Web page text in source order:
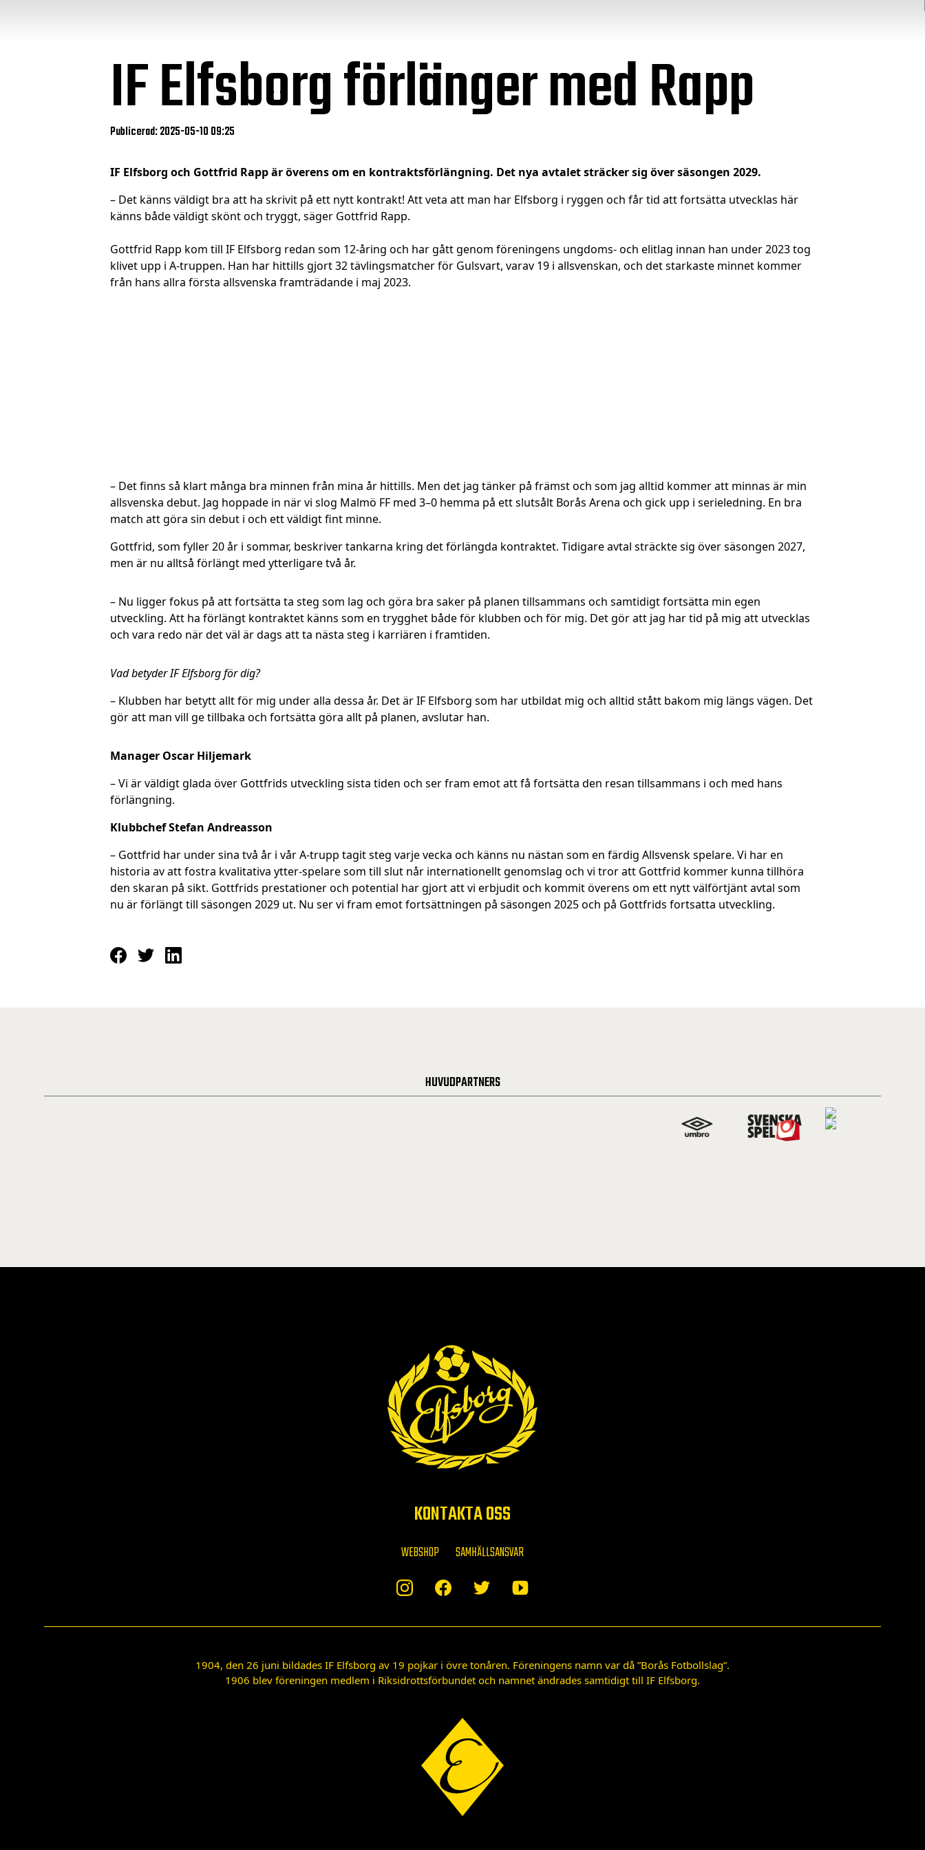
IF Elfsborg förlänger med Rapp
Publicerad: 2025-05-10 09:25
IF Elfsborg och Gottfrid Rapp är överens om en kontraktsförlängning. Det nya avtalet sträcker sig över säsongen 2029.
– Det känns väldigt bra att ha skrivit på ett nytt kontrakt! Att veta att man har Elfsborg i ryggen och får tid att fortsätta utvecklas här
känns både väldigt skönt och tryggt, säger Gottfrid Rapp.
Gottfrid Rapp kom till IF Elfsborg redan som 12-åring och har gått genom föreningens ungdoms- och elitlag innan han under 2023 tog
klivet upp i A-truppen. Han har hittills gjort 32 tävlingsmatcher för Gulsvart, varav 19 i allsvenskan, och det starkaste minnet kommer
från hans allra första allsvenska framträdande i maj 2023.
– Det finns så klart många bra minnen från mina år hittills. Men det jag tänker på främst och som jag alltid kommer att minnas är min
allsvenska debut. Jag hoppade in när vi slog Malmö FF med 3–0 hemma på ett slutsålt Borås Arena och gick upp i serieledning. En bra
match att göra sin debut i och ett väldigt fint minne.
Gottfrid, som fyller 20 år i sommar, beskriver tankarna kring det förlängda kontraktet. Tidigare avtal sträckte sig över säsongen 2027,
men är nu alltså förlängt med ytterligare två år.
– Nu ligger fokus på att fortsätta ta steg som lag och göra bra saker på planen tillsammans och samtidigt fortsätta min egen
utveckling. Att ha förlängt kontraktet känns som en trygghet både för klubben och för mig. Det gör att jag har tid på mig att utvecklas
och vara redo när det väl är dags att ta nästa steg i karriären i framtiden.
Vad betyder IF Elfsborg för dig?
– Klubben har betytt allt för mig under alla dessa år. Det är IF Elfsborg som har utbildat mig och alltid stått bakom mig längs vägen. Det
gör att man vill ge tillbaka och fortsätta göra allt på planen, avslutar han.
Manager Oscar Hiljemark
– Vi är väldigt glada över Gottfrids utveckling sista tiden och ser fram emot att få fortsätta den resan tillsammans i och med hans
förlängning.
Klubbchef Stefan Andreasson
– Gottfrid har under sina två år i vår A-trupp tagit steg varje vecka och känns nu nästan som en färdig Allsvensk spelare. Vi har en
historia av att fostra kvalitativa ytter-spelare som till slut når internationellt genomslag och vi tror att Gottfrid kommer kunna tillhöra
den skaran på sikt. Gottfrids prestationer och potential har gjort att vi erbjudit och kommit överens om ett nytt välförtjänt avtal som
nu är förlängt till säsongen 2029 ut. Nu ser vi fram emot fortsättningen på säsongen 2025 och på Gottfrids fortsatta utveckling.
HUVUDPARTNERS
KONTAKTA OSS
WEBSHOP SAMHÄLLSANSVAR
1904, den 26 juni bildades IF Elfsborg av 19 pojkar i övre tonåren. Föreningens namn var då ”Borås Fotbollslag”.
1906 blev föreningen medlem i Riksidrottsförbundet och namnet ändrades samtidigt till IF Elfsborg.